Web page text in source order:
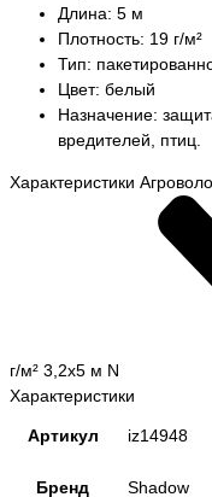
Длина: 5 м
Плотность: 19 г/м²
Тип:
Цвет: белый
Назначение:
вредителей, птиц.
Характеристики
г/м² 3,2x5 м N
Характеристики
Артикул iz14948
Бренд Shadow